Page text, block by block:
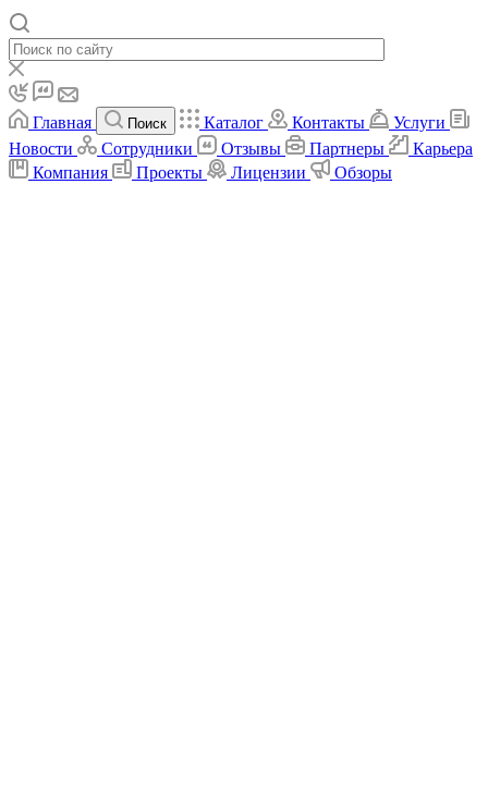
Главная Поиск Каталог Контакты
Услуги
Новости
Сотрудники Отзывы Партнеры
Карьера
Компания
Проекты Лицензии Обзоры